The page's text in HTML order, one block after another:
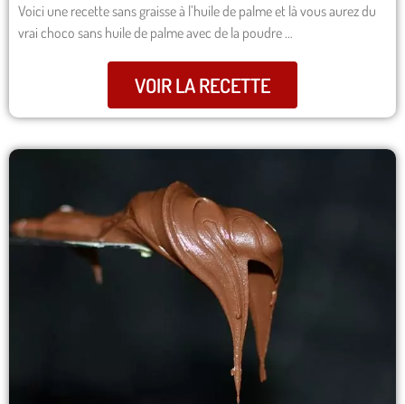
Voici une recette sans graisse à l’huile de palme et là vous aurez du
vrai choco sans huile de palme avec de la poudre …
VOIR LA RECETTE